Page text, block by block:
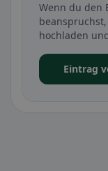
Wenn du den
hochladen
Eintrag